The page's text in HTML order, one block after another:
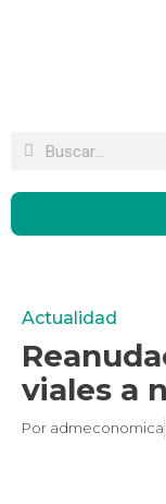
Actualidad
viales a
Por admeconomica